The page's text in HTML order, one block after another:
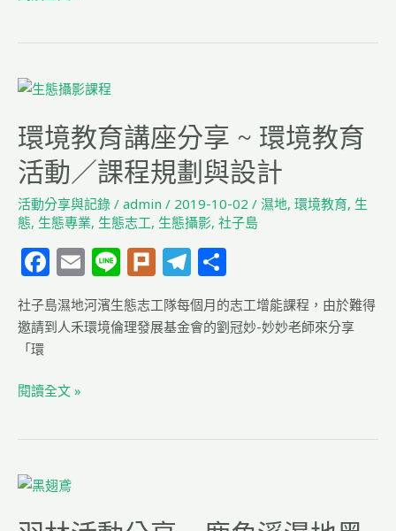
o
棲
架
環境教育講座分享 ~ 環境教育
活動／課程規劃與設計
活動分享與記錄 / admin / 2019-10-02 / 濕地, 環境教育, 生
態, 生態專業, 生態志工, 生態攝影, 社子島
F
a
c
b
o
o
E
m
ai
l
Li
n
e
Pl
u
rk
T
el
e
g
享
社子島濕地河濱生態志工隊每個月的志工增能課程，由於難得
邀請到人禾環境倫理發展基金會的劉冠妙-妙妙老師來分享
「環
環
教
育
講
座
分
境
教
育
動
課
規
閱讀全文 »
羽
活